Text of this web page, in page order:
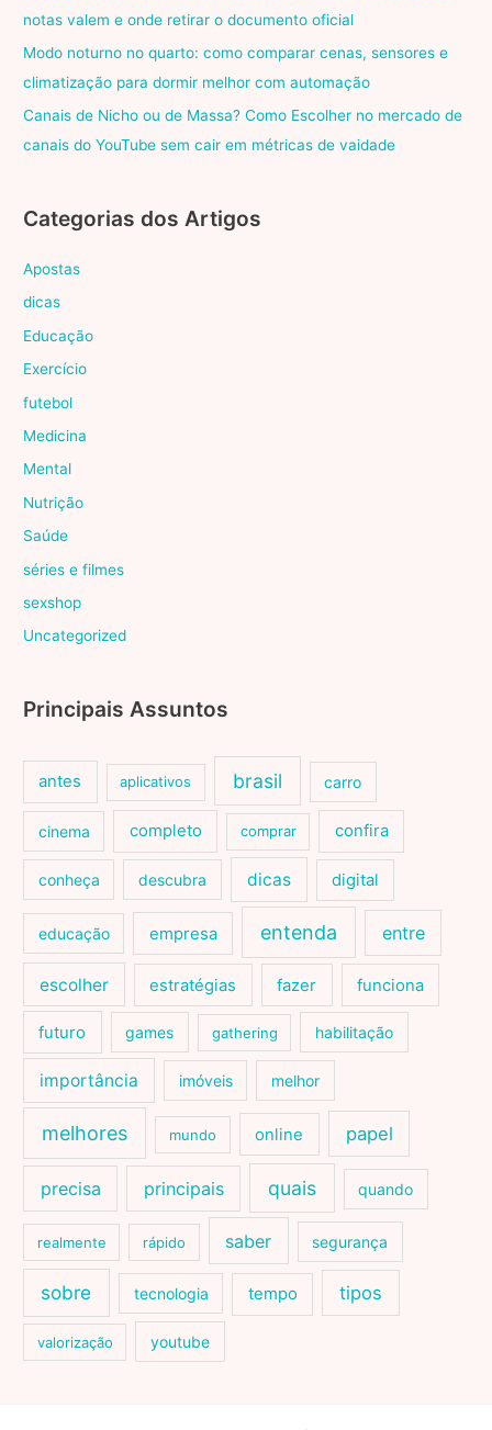
notas valem e onde retirar o documento oficial
Modo noturno no quarto: como comparar cenas, sensores e
climatização para dormir melhor com automação
Canais de Nicho ou de Massa? Como Escolher no mercado de
canais do YouTube sem cair em métricas de vaidade
Categorias dos Artigos
Apostas
dicas
Educação
Exercício
futebol
Medicina
Mental
Nutrição
Saúde
séries e filmes
sexshop
Uncategorized
Principais Assuntos
antes aplicativos brasil carro
cinema completo comprar confira
conheça descubra dicas digital
educação empresa entenda entre
escolher estratégias fazer funciona
futuro games gathering habilitação
importância imóveis melhor
melhores mundo online papel
precisa principais quais quando
realmente rápido saber segurança
sobre tecnologia tempo tipos
valorização youtube